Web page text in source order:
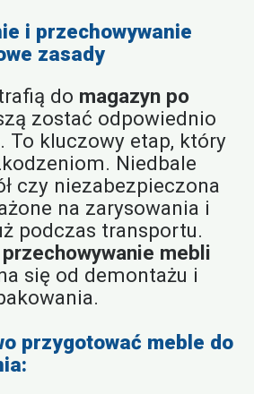
i przechowywanie
zasady
do magazyn po
zostać odpowiednio
To kluczowy etap, który
Niedbale
czy niezabezpieczona
na zarysowania i
podczas transportu.
przechowywanie mebli
się od demontażu i
przygotować meble do